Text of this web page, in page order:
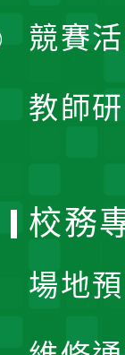
競賽
教師
校務
場地